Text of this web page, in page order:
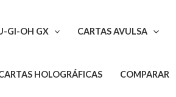
GI-OH GX CARTAS AVULSA
HOLOGRÁFICAS COMPARAR